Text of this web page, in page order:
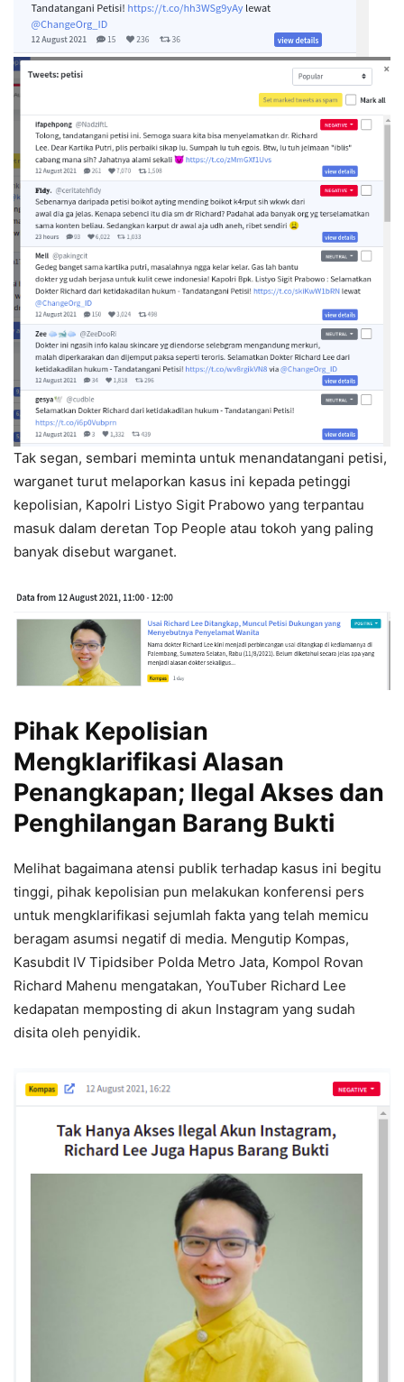
Tak segan, sembari meminta untuk menandatangani petisi,
warganet turut melaporkan kasus ini kepada petinggi
kepolisian, Kapolri Listyo Sigit Prabowo yang terpantau
masuk dalam deretan Top People atau tokoh yang paling
banyak disebut warganet.
Pihak Kepolisian
Mengklarifikasi Alasan
Penangkapan; Ilegal Akses dan
Penghilangan Barang Bukti
Melihat bagaimana atensi publik terhadap kasus ini begitu
tinggi, pihak kepolisian pun melakukan konferensi pers
untuk mengklarifikasi sejumlah fakta yang telah memicu
beragam asumsi negatif di media. Mengutip Kompas,
Kasubdit IV Tipidsiber Polda Metro Jata, Kompol Rovan
Richard Mahenu mengatakan, YouTuber Richard Lee
kedapatan memposting di akun Instagram yang sudah
disita oleh penyidik.